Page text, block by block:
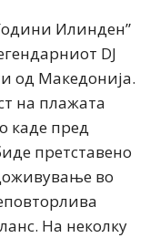
Илинден”
DJ
од Македонија.
на плажата
каде пред
претставено
во
На неколку